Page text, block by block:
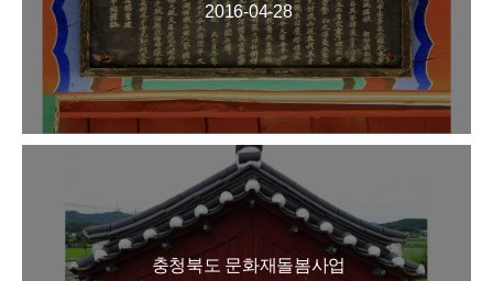
2016-04-28
충청북도 문화재돌봄사업